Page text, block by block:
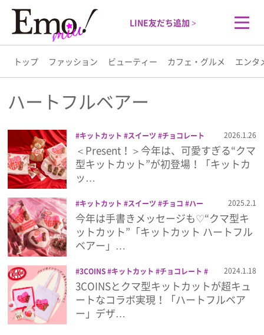
LINE友だち追加 >
トップ ファッション ビューティー カフェ・グルメ エンタ
トップ
ファッション
ビューティー
カフェ・グルメ
エンタメ
ライフスタイル
プレゼント
インタビュー
ハートフルベアー
キットカット スイーツ
チョコレート
ハートフルベアー
バレンタイン2026
プレゼント
2026.1.26
＜Present！＞今年は、可愛すぎる“クマ
型キットカット”が初登場！「キットカ
ッ…
キットカット スイーツ チョコ
ハー
トフルベアー プレゼント
2025.2.1
今年は手書きメッセージも♡“クマ型キ
ットカット”「キットカット ハートフル
ベアー」…
3COINS キットカット
チョコレート
トートバッグ ハートフルベアー
バレン
タイン 生活雑貨
2024.1.18
3COINSとクマ型キットカットが超キュ
ートなコラボ実現！「ハートフルベア
ー」デザ…